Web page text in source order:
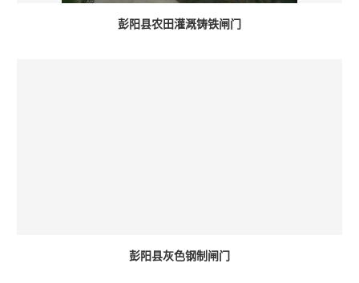
彭阳县农田灌溉铸铁闸门
彭阳县灰色钢制闸门